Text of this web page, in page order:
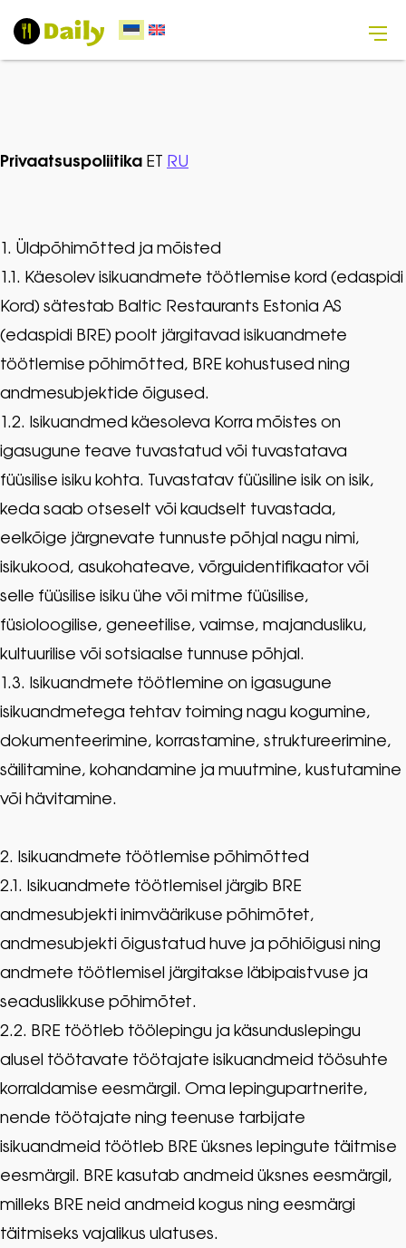
Privaatsuspoliitika ET RU
1. Üldpõhimõtted ja mõisted
1.1. Käesolev isikuandmete töötlemise kord (edaspidi
Kord) sätestab Baltic Restaurants Estonia AS
(edaspidi BRE) poolt järgitavad isikuandmete
töötlemise põhimõtted, BRE kohustused ning
andmesubjektide õigused.
1.2. Isikuandmed käesoleva Korra mõistes on
igasugune teave tuvastatud või tuvastatava
füüsilise isiku kohta. Tuvastatav füüsiline isik on isik,
keda saab otseselt või kaudselt tuvastada,
eelkõige järgnevate tunnuste põhjal nagu nimi,
isikukood, asukohateave, võrguidentifikaator või
selle füüsilise isiku ühe või mitme füüsilise,
füsioloogilise, geneetilise, vaimse, majandusliku,
kultuurilise või sotsiaalse tunnuse põhjal.
1.3. Isikuandmete töötlemine on igasugune
isikuandmetega tehtav toiming nagu kogumine,
dokumenteerimine, korrastamine, struktureerimine,
säilitamine, kohandamine ja muutmine, kustutamine
või hävitamine.
2. Isikuandmete töötlemise põhimõtted
2.1. Isikuandmete töötlemisel järgib BRE
andmesubjekti inimväärikuse põhimõtet,
andmesubjekti õigustatud huve ja põhiõigusi ning
andmete töötlemisel järgitakse läbipaistvuse ja
seaduslikkuse põhimõtet.
2.2. BRE töötleb töölepingu ja käsunduslepingu
alusel töötavate töötajate isikuandmeid töösuhte
korraldamise eesmärgil. Oma lepingupartnerite,
nende töötajate ning teenuse tarbijate
isikuandmeid töötleb BRE üksnes lepingute täitmise
eesmärgil. BRE kasutab andmeid üksnes eesmärgil,
milleks BRE neid andmeid kogus ning eesmärgi
täitmiseks vajalikus ulatuses.